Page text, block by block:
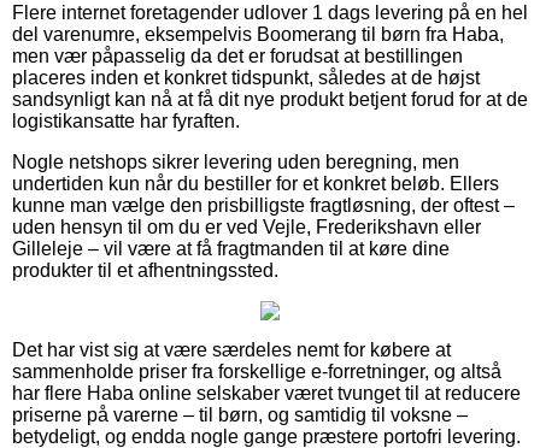
Flere internet foretagender udlover 1 dags levering på en hel
del varenumre, eksempelvis Boomerang til børn fra Haba,
men vær påpasselig da det er forudsat at bestillingen
placeres inden et konkret tidspunkt, således at de højst
sandsynligt kan nå at få dit nye produkt betjent forud for at de
logistikansatte har fyraften.
Nogle netshops sikrer levering uden beregning, men
undertiden kun når du bestiller for et konkret beløb. Ellers
kunne man vælge den prisbilligste fragtløsning, der oftest –
uden hensyn til om du er ved Vejle, Frederikshavn eller
Gilleleje – vil være at få fragtmanden til at køre dine
produkter til et afhentningssted.
Det har vist sig at være særdeles nemt for købere at
sammenholde priser fra forskellige e-forretninger, og altså
har flere Haba online selskaber været tvunget til at reducere
priserne på varerne – til børn, og samtidig til voksne –
betydeligt, og endda nogle gange præstere portofri levering.